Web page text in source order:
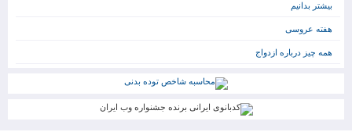
بیشتر بدانیم
هفته عروسی
همه چیز درباره ازدواج